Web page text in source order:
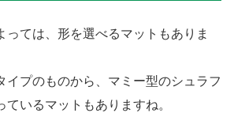
っては、形を選べるマットもありま
イプのものから、マミー型のシュラフ
ているマットもありますね。